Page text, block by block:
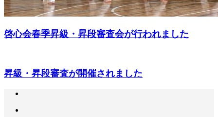
啓心会春季昇級・昇段審査会が行われました
昇級・昇段審査が開催されました